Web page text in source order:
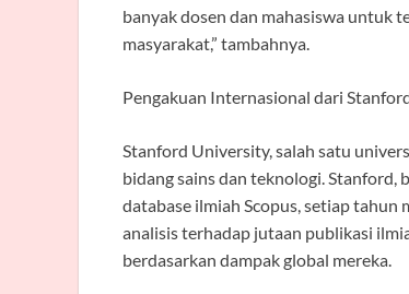
banyak dosen dan mahasiswa untuk
masyarakat,” tambahnya.
Pengakuan Internasional dari
Stanford University, salah satu
bidang sains dan teknologi. Stanford,
database ilmiah Scopus, setiap
analisis terhadap jutaan publikasi
berdasarkan dampak global mereka.